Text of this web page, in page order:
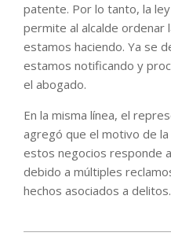
patente. Por lo tanto, la
permite al alcalde ordenar
estamos haciendo. Ya se
estamos notificando y
el abogado.
En la misma línea, el
agregó que el motivo de
estos negocios responde
debido a múltiples
hechos asociados a delitos.